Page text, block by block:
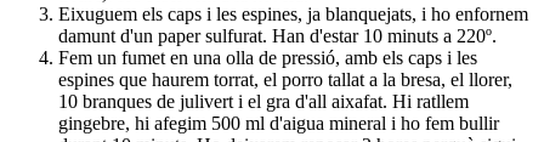
Eixuguem els caps i les espines, ja blanquejats, i ho enfornem
damunt d'un paper sulfurat. Han d'estar 10 minuts a 220º.
Fem un fumet en una olla de pressió, amb els caps i les
espines que haurem torrat, el porro tallat a la bresa, el llorer,
10 branques de julivert i el gra d'all aixafat. Hi ratllem
gingebre, hi afegim 500 ml d'aigua mineral i ho fem bullir